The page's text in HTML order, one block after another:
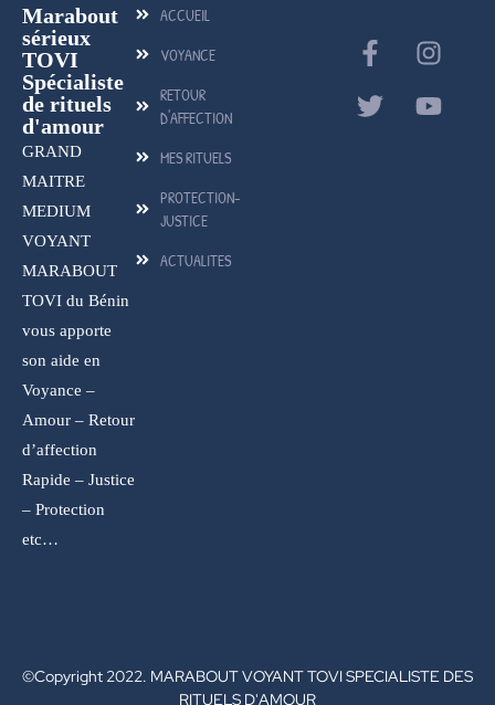
Marabout
sérieux
TOVI
Spécialiste
de rituels
d'amour
GRAND
MAITRE
MEDIUM
VOYANT
MARABOUT
TOVI du Bénin
vous apporte
son aide en
Voyance –
Amour – Retour
d’affection
Rapide – Justice
– Protection
etc…
ACCUEIL
VOYANCE
RETOUR
D'AFFECTION
MES RITUELS
PROTECTION-
JUSTICE
ACTUALITES
©Copyright 2022. MARABOUT VOYANT TOVI SPECIALISTE DES
RITUELS D'AMOUR